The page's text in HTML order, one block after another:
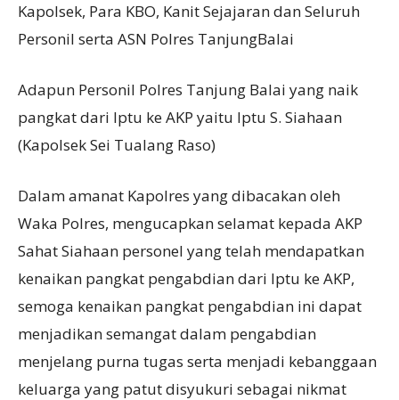
Kapolsek, Para KBO, Kanit Sejajaran dan Seluruh
Personil serta ASN Polres TanjungBalai
Adapun Personil Polres Tanjung Balai yang naik
pangkat dari Iptu ke AKP yaitu Iptu S. Siahaan
(Kapolsek Sei Tualang Raso)
Dalam amanat Kapolres yang dibacakan oleh
Waka Polres, mengucapkan selamat kepada AKP
Sahat Siahaan personel yang telah mendapatkan
kenaikan pangkat pengabdian dari Iptu ke AKP,
semoga kenaikan pangkat pengabdian ini dapat
menjadikan semangat dalam pengabdian
menjelang purna tugas serta menjadi kebanggaan
keluarga yang patut disyukuri sebagai nikmat